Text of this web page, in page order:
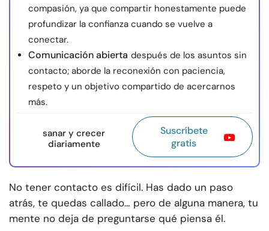
compasión, ya que compartir honestamente puede
profundizar la confianza cuando se vuelve a
conectar.
Comunicación abierta después de los asuntos sin
contacto; aborde la reconexión con paciencia,
respeto y un objetivo compartido de acercarnos
más.
sanar y crecer
diariamente
Suscríbete
gratis
No tener contacto es difícil. Has dado un paso
atrás, te quedas callado… pero de alguna manera, tu
mente no deja de preguntarse qué piensa él.